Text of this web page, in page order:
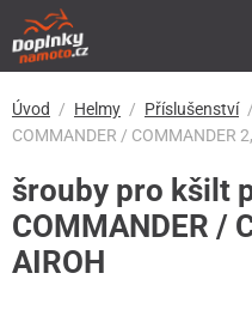
Úvod Helmy Příslušenství
COMMANDER / COMMANDER
šrouby pro kšilt
COMMANDER /
AIROH